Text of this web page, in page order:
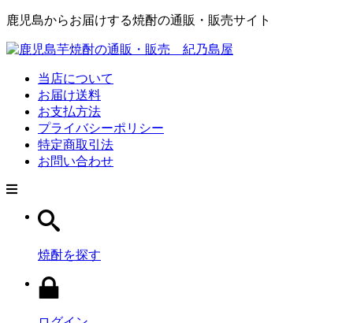
鹿児島からお届けする焼酎の通販・販売サイト
当店について
お届け送料
お支払方法
プライバシーポリシー
特定商取引法
お問い合わせ
焼酎を探す